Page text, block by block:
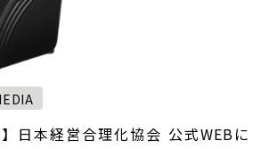
】日本経営合理化協会 公式WEBに